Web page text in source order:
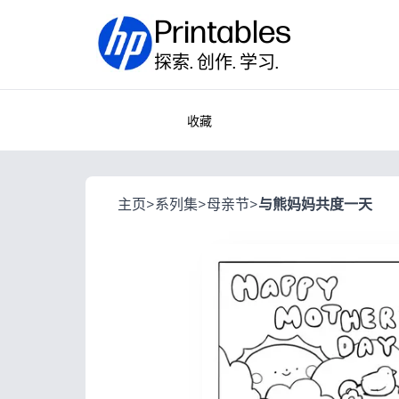
Printables
探索. 创作. 学习.
收藏
主页>系列集>母亲节>与熊妈妈共度一天